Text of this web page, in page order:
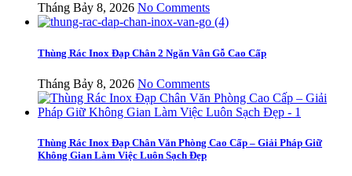
Tháng Bảy 8, 2026 No Comments
Thùng Rác Inox Đạp Chân 2 Ngăn Vân Gỗ Cao Cấp
Tháng Bảy 8, 2026 No Comments
Thùng Rác Inox Đạp Chân Văn Phòng Cao Cấp – Giải Pháp Giữ
Không Gian Làm Việc Luôn Sạch Đẹp